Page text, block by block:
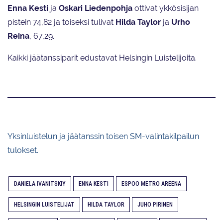
Enna Kesti ja Oskari Liedenpohja ottivat ykkösisijan
pistein 74,82 ja toiseksi tulivat Hilda Taylor ja Urho
Reina , 67,29.
Kaikki jäätanssiparit edustavat Helsingin Luistelijoita.
Yksinluistelun ja jäätanssin toisen SM-valintakilpailun
tulokset.
DANIELA IVANITSKIY ENNA KESTI ESPOO METRO AREENA
HELSINGIN LUISTELIJAT HILDA TAYLOR JUHO PIRINEN